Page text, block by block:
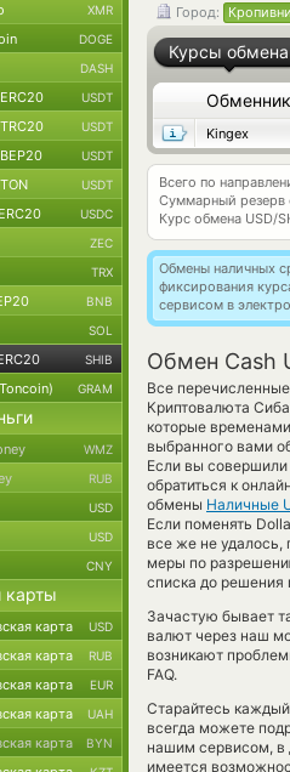
Город:
Курсы обмена
Обменник
Kingex
Всего по
Суммарный резерв
Курс обмена USD/
Обмены наличных
фиксирования
сервисом в
Обмен Cash
Все
Криптовалюта
которые
выбранного вами
Если вы
обратиться к
обмены Наличные
Если поменять
все же не
меры по
списка до
Зачастую бывает
валют через наш
возникают
FAQ.
Старайтесь
всегда можете
нашим сервисом,
имеется
XMR
DOGE
DASH
USDT
USDT
USDT
USDT
USDC
ZEC
TRX
BNB
SOL
SHIB
GRAM
WMZ
RUB
USD
USD
CNY
карты
карта USD
карта RUB
карта EUR
карта UAH
карта BYN